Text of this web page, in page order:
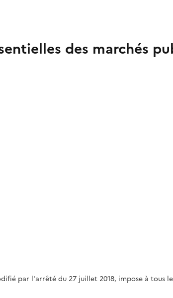
des marchés
par l'arrêté du 27 juillet 2018, impose à